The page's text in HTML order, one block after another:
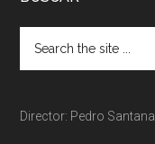
Director: Pedro Santana